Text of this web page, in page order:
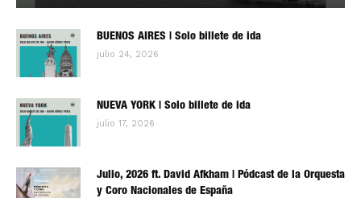
BUENOS AIRES | Solo billete de ida
julio 24, 2026
NUEVA YORK | Solo billete de ida
julio 17, 2026
Julio, 2026 ft. David Afkham | Pódcast de la Orquesta
y Coro Nacionales de España